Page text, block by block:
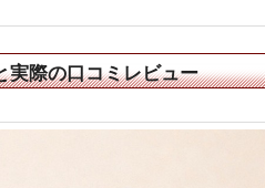
実際の口コミレビュー